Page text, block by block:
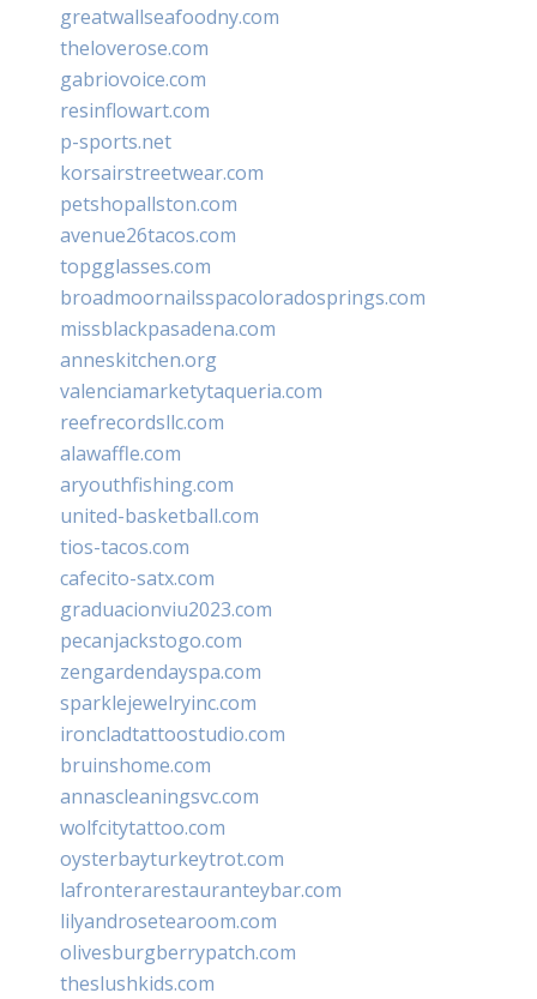
greatwallseafoodny.com
theloverose.com
gabriovoice.com
resinflowart.com
p-sports.net
korsairstreetwear.com
petshopallston.com
avenue26tacos.com
topgglasses.com
broadmoornailsspacoloradosprings.com
missblackpasadena.com
anneskitchen.org
valenciamarketytaqueria.com
reefrecordsllc.com
alawaffle.com
aryouthfishing.com
united-basketball.com
tios-tacos.com
cafecito-satx.com
graduacionviu2023.com
pecanjackstogo.com
zengardendayspa.com
sparklejewelryinc.com
ironcladtattoostudio.com
bruinshome.com
annascleaningsvc.com
wolfcitytattoo.com
oysterbayturkeytrot.com
lafronterarestauranteybar.com
lilyandrosetearoom.com
olivesburgberrypatch.com
theslushkids.com